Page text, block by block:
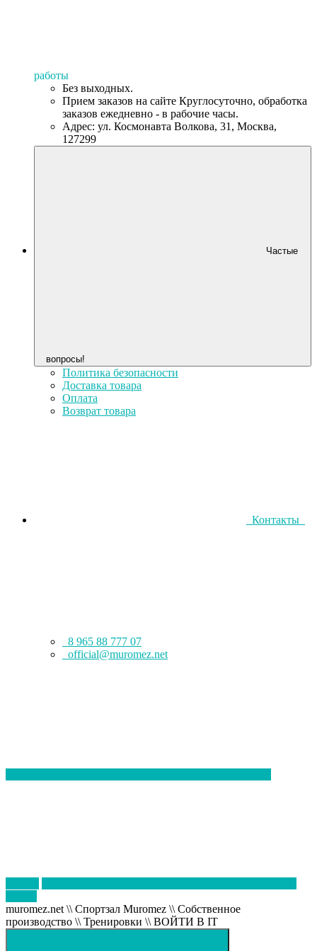
работы
Без выходных.
Прием заказов на сайте Круглосуточно, обработка
заказов ежедневно - в рабочие часы.
Адрес: ул. Космонавта Волкова, 31, Москва,
127299
Частые
вопросы!
Политика безопасности
Доставка товара
Оплата
Возврат товара
Контакты
8 965 88 777 07
official@muromez.net
muromez.net \\ Спортзал Muromez \\ Собственное
производство \\ Тренировки \\ ВОЙТИ В IT